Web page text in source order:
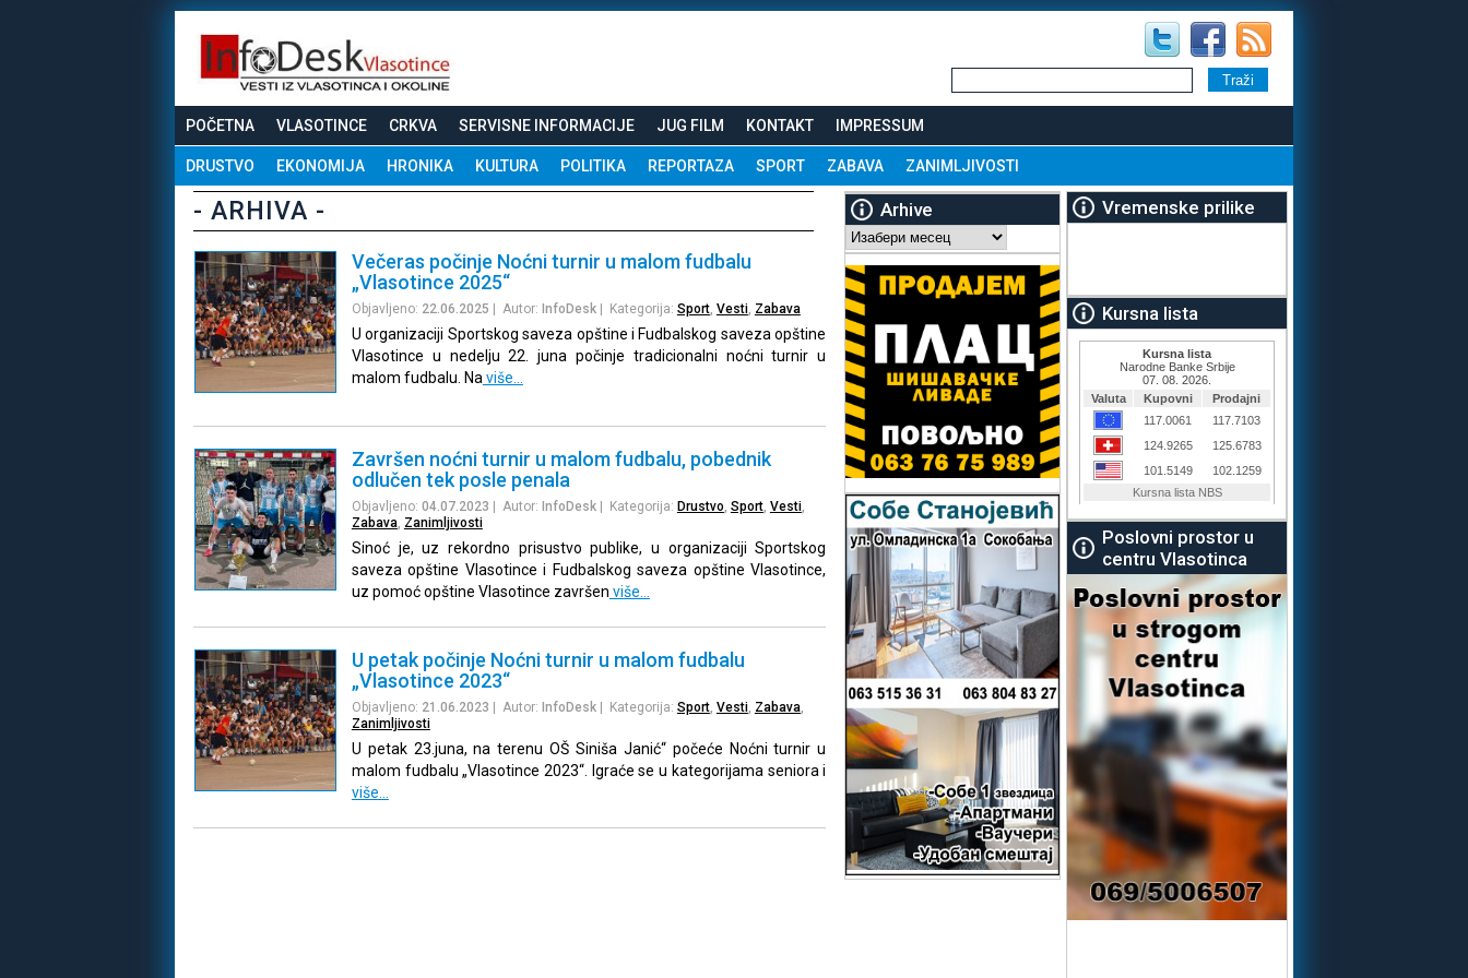
POČETNA VLASOTINCE CRKVA SERVISNE INFORMACIJE JUG FILM KONTAKT IMPRESSUM
DRUSTVO EKONOMIJA HRONIKA KULTURA POLITIKA REPORTAZA SPORT ZABAVA ZANIMLJIVOSTI
- ARHIVA -
Večeras počinje Noćni turnir u malom fudbalu
„Vlasotince 2025“
Objavljeno: 22.06.2025 | Autor: InfoDesk| Kategorija: Sport, Vesti, Zabava
U organizaciji Sportskog saveza opštine i Fudbalskog saveza opštine
Vlasotince u nedelju 22. juna počinje tradicionalni noćni turnir u
malom fudbalu. Na više…
Završen noćni turnir u malom fudbalu, pobednik
odlučen tek posle penala
Objavljeno: 04.07.2023 | Autor: InfoDesk| Kategorija: Drustvo, Sport, Vesti,
Zabava, Zanimljivosti
Sinoć je, uz rekordno prisustvo publike, u organizaciji Sportskog
saveza opštine Vlasotince i Fudbalskog saveza opštine Vlasotince,
uz pomoć opštine Vlasotince završen više…
U petak počinje Noćni turnir u malom fudbalu
„Vlasotince 2023“
Objavljeno: 21.06.2023 | Autor: InfoDesk| Kategorija: Sport, Vesti, Zabava,
Zanimljivosti
U petak 23.juna, na terenu OŠ Siniša Janić“ počeće Noćni turnir u
malom fudbalu „Vlasotince 2023“. Igraće se u kategorijama seniora i
više…
Arhive
Arhive
Vremenske prilike
Kursna lista
Poslovni prostor u
centru Vlasotinca